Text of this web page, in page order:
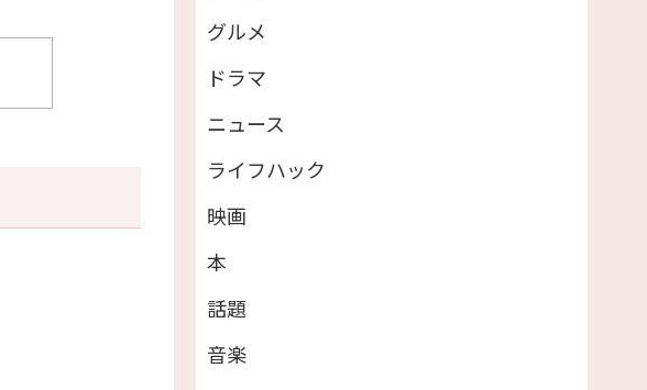
グルメ
ドラマ
ニュース
ライフハック
映画
本
話題
音楽